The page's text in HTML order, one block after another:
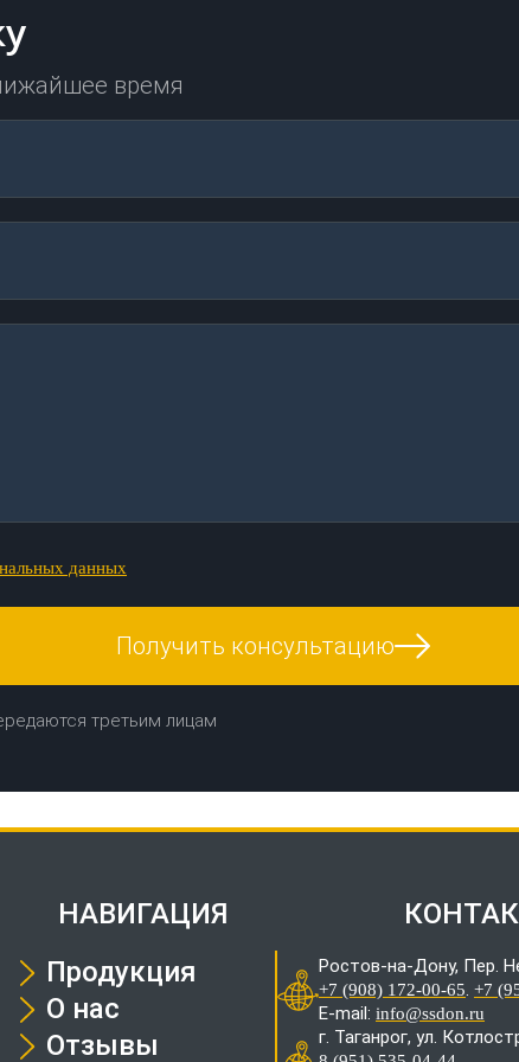
время
данных
Получить консультацию
третьим лицам
НАВИГАЦИЯ
Продукция
О нас
Отзывы
Ростов-на-Дону, Пер.
+7 (908) 172-00-65. +7
E-mail: info@ssdon.ru
г. Таганрог, ул.